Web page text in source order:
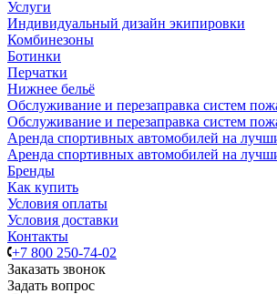
Услуги
Индивидуальный дизайн экипировки
Комбинезоны
Ботинки
Перчатки
Нижнее бельё
Обслуживание и перезаправка систем
Обслуживание и перезаправка систем
Аренда спортивных автомобилей на
Аренда спортивных автомобилей на
Бренды
Как купить
Условия оплаты
Условия доставки
Контакты
+7 800 250-74-02
Заказать звонок
Задать вопрос